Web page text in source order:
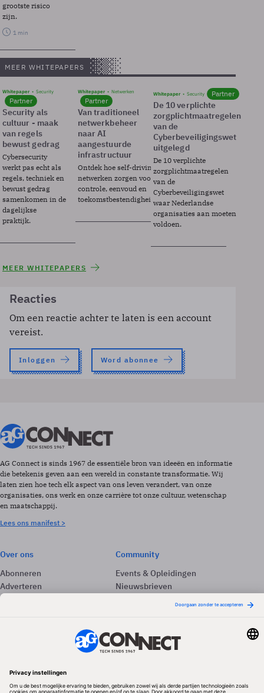
grootste risico
zijn.
1 min
MEER WHITEPAPERS
Whitepaper Security
Partner
Security als
cultuur - maak
van regels
bewust gedrag
Cybersecurity
werkt pas echt als
regels, techniek en
bewust gedrag
samenkomen in de
dagelijkse
praktijk.
Whitepaper Netwerken
Partner
Van traditioneel
netwerkbeheer
naar AI
aangestuurde
infrastructuur
Ontdek hoe self-driving
netwerken zorgen voor
controle, eenvoud en
toekomstbestendigheid.
Whitepaper Security Partner
De 10 verplichte
zorgplichtmaatregelen
van de
Cyberbeveiligingswet
uitgelegd
De 10 verplichte
zorgplichtmaatregelen
van de
Cyberbeveiligingswet
waar Nederlandse
organisaties aan moeten
voldoen.
MEER WHITEPAPERS
Reacties
Om een reactie achter te laten is een account
vereist.
Inloggen Word abonnee
AG Connect is sinds 1967 de essentiële bron van ideeën en informatie
die betekenis geven aan een wereld in constante transformatie. Wij
laten zien hoe tech elk aspect van ons leven verandert, van onze
organisaties, ons werk en onze carrière tot onze cultuur, wetenschap
en maatschappij.
Lees ons manifest >
Over ons
Abonneren
Adverteren
Contact
Community
Events & Opleidingen
Nieuwsbrieven